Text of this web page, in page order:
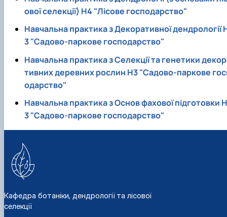
ової селекції) Н4 "Лісове господарство"
Навчальна практика з Декоративної дендрології
3 "Садово-паркове господарство"
Навчальна практика з Селекції та генетики
тивних деревних рослин Н3 "Садово-паркове
одарство"
Навчальна практика з Основ фахової підготовки Н
3 "Садово-паркове господарство"
Кафедра ботаніки, дендрології та лісової
селекції